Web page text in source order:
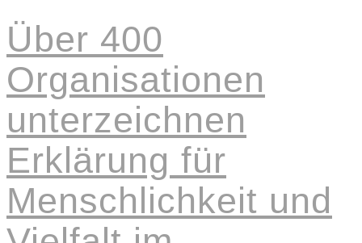
Über 400
Organisationen
unterzeichnen
Erklärung für
Menschlichkeit und